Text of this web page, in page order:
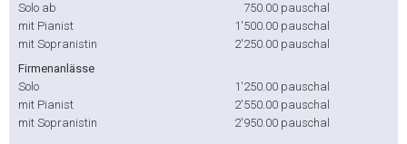
Solo ab
750.00 pauschal
mit Pianist
1'500.00 pauschal
mit Sopranistin
2'250.00 pauschal
Firmenanlässe
Solo
1'250.00 pauschal
mit Pianist
2'550.00 pauschal
mit Sopranistin
2'950.00 pauschal